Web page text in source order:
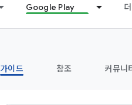
Google Play
가이드 참조 커뮤니